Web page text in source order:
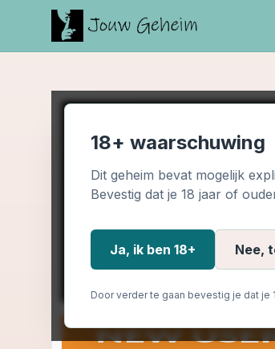
18+ waarschuwing
Dit geheim bevat mogelijk
Bevestig dat je 18 jaar of
Ja, ik ben 18+ Nee,
Door verder te gaan bevestig je dat je